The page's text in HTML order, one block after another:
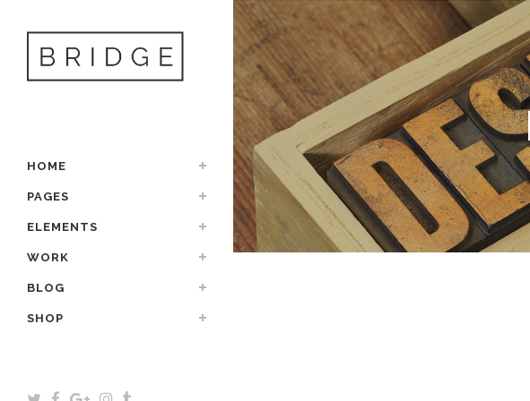
HOME
PAGES
ELEMENTS
WORK
BLOG
SHOP